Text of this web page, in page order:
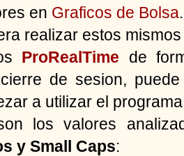
en Graficos de Bolsa.
realizar estos
ProRealTime de
de sesion,
a utilizar el
los valores
y Small Caps: